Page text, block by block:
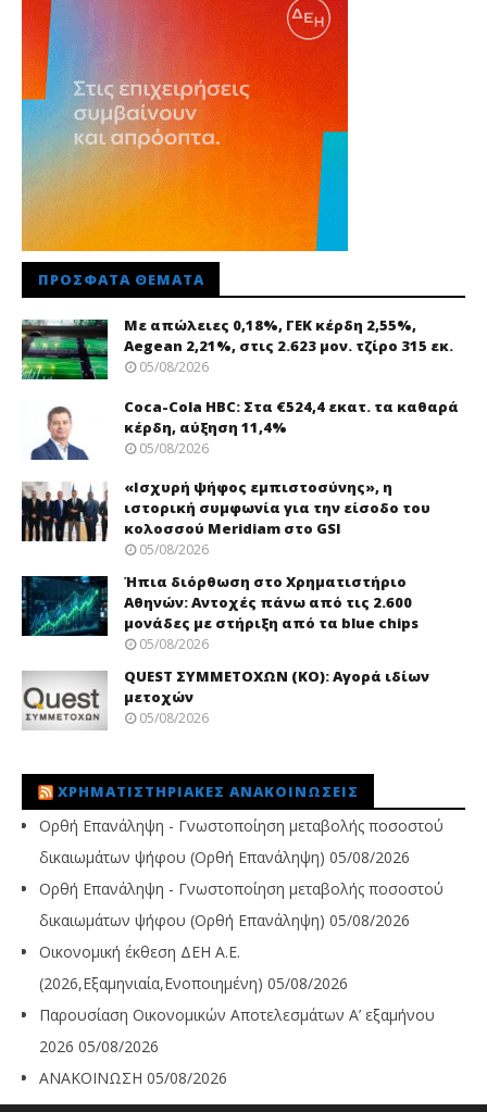
ΠΡΌΣΦΑΤΑ ΘΈΜΑΤΑ
Με απώλειες 0,18%, ΓΕΚ κέρδη 2,55%,
Aegean 2,21%, στις 2.623 μον. τζίρο 315 εκ.
05/08/2026
Coca-Cola HBC: Στα €524,4 εκατ. τα καθαρά
κέρδη, αύξηση 11,4%
05/08/2026
«Ισχυρή ψήφος εμπιστοσύνης», η
ιστορική συμφωνία για την είσοδο του
κολοσσού Meridiam στο GSI
05/08/2026
Ήπια διόρθωση στο Χρηματιστήριο
Αθηνών: Αντοχές πάνω από τις 2.600
μονάδες με στήριξη από τα blue chips
05/08/2026
QUEST ΣΥΜΜΕΤΟΧΩΝ (ΚΟ): Αγορά ιδίων
μετοχών
05/08/2026
ΧΡΗΜΑΤΙΣΤΗΡΙΑΚΈΣ ΑΝΑΚΟΙΝΏΣΕΙΣ
Ορθή Επανάληψη - Γνωστοποίηση μεταβολής ποσοστού
δικαιωμάτων ψήφου (Ορθή Επανάληψη) 05/08/2026
Ορθή Επανάληψη - Γνωστοποίηση μεταβολής ποσοστού
δικαιωμάτων ψήφου (Ορθή Επανάληψη) 05/08/2026
Οικονομική έκθεση ΔΕΗ Α.Ε.
(2026,Εξαμηνιαία,Ενοποιημένη) 05/08/2026
Παρουσίαση Οικονομικών Αποτελεσμάτων Α’ εξαμήνου
2026 05/08/2026
ΑΝΑΚΟΙΝΩΣΗ 05/08/2026